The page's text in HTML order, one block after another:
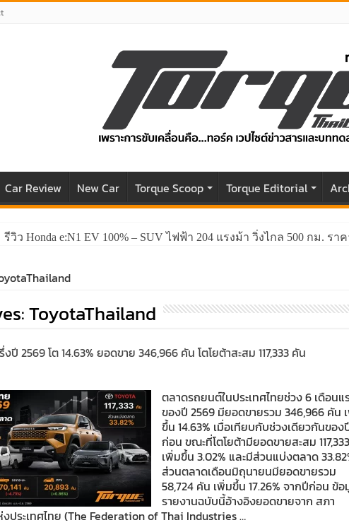
Car Review New Car Torque Scoop Torque Editorial
รีวิว Honda e:N1 EV 100% – SUV ไฟฟ้า 204 แรงม้า วิ่งไกล 500 กม. รา
ToyotaThailand
2569 โต 14.63% ยอดขาย 346,966 คัน โตโยต้าสะสม 117,333 คัน
ตลาดรถยนต์ในประเทศไทยช่วง 6 เดือนแ
ของปี 2569 มียอดขายรวม 346,966 คัน
ขึ้น 14.63% เมื่อเทียบกับช่วงเดียวกันของ
ก่อน ขณะที่โตโยต้ามียอดขายสะสม
เพิ่มขึ้น 3.02% และมีส่วนแบ่งตลาด
ส่วนตลาดเดือนมิถุนายนมียอดขายรวม
58,724 คัน เพิ่มขึ้น 17.26% จากปีก่อน ข้อ
รายงานฉบับนี้อ้างอิงยอดขายจาก สภา
ประเทศไทย (The Federation of Thai Industries …